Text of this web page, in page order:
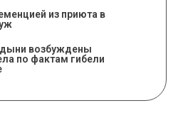
из приюта в
возбуждены
по фактам гибели